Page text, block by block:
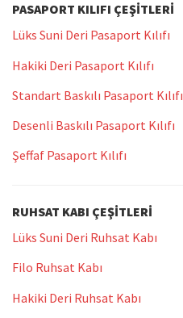
PASAPORT KILIFI ÇEŞITLERI
Lüks Suni Deri Pasaport Kılıfı
Hakiki Deri Pasaport Kılıfı
Standart Baskılı Pasaport Kılıfı
Desenli Baskılı Pasaport Kılıfı
Şeffaf Pasaport Kılıfı
RUHSAT KABI ÇEŞITLERI
Lüks Suni Deri Ruhsat Kabı
Filo Ruhsat Kabı
Hakiki Deri Ruhsat Kabı